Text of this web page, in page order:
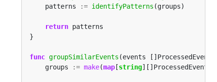
    patterns
:= identifyPatterns
return
func groupSimilarEvents (events
    groups
:= make(map [string